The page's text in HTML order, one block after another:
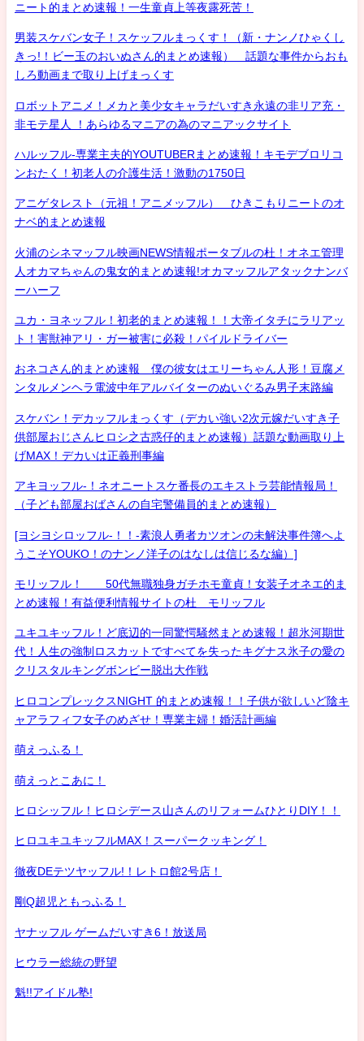
ニート的まとめ速報！一生童貞上等夜露死苦！
男装スケバン女子！スケッフルまっくす！（新・ナンノひゃくし
きっ!！ビー玉のおいぬさん的まとめ速報） 話題な事件からおも
しろ動画まで取り上げまっくす
ロボットアニメ！メカと美少女キャラだいすき永遠の非リア充・
非モテ星人 ！あらゆるマニアの為のマニアックサイト
ハルッフル-専業主夫的YOUTUBERまとめ速報！キモデブロリコ
ンおたく！初老人の介護生活！激動の1750日
アニゲタレスト（元祖！アニメッフル） ひきこもりニートのオ
ナベ的まとめ速報
火浦のシネマッフル映画NEWS情報ポータブルの杜！オネエ管理
人オカマちゃんの鬼女的まとめ速報!オカマッフルアタックナンバ
ーハーフ
ユカ・ヨネッフル！初老的まとめ速報！！大帝イタチにラリアッ
ト！害獣神アリ・ガー被害に必殺！パイルドライバー
おネコさん的まとめ速報 僕の彼女はエリーちゃん人形！豆腐メ
ンタルメンヘラ電波中年アルバイターのぬいぐるみ男子末路編
スケバン！デカッフルまっくす（デカい強い2次元嫁だいすき子
供部屋おじさんヒロシ之古惑仔的まとめ速報）話題な動画取り上
げMAX！デカいは正義刑事編
アキヨッフル-！ネオニートスケ番長のエキストラ芸能情報局！
（子ども部屋おばさんの自宅警備員的まとめ速報）
[ヨシヨシロッフル-！！-素浪人勇者カツオンの未解決事件簿へよ
うこそYOUKO！のナンノ洋子のはなしは信じるな編）]
モリッフル！ 50代無職独身ガチホモ童貞！女装子オネエ的ま
とめ速報！有益便利情報サイトの杜 モリッフル
ユキユキッフル！ど底辺的一同驚愕騒然まとめ速報！超氷河期世
代！人生の強制ロスカットですべてを失ったキグナス氷子の愛の
クリスタルキングボンビー脱出大作戦
ヒロコンプレックスNIGHT 的まとめ速報！！子供が欲しいど陰キ
ャアラフィフ女子のめざせ！専業主婦！婚活計画編
萌えっふる！
萌えっとこあに！
ヒロシッフル！ヒロシデース山さんのリフォームひとりDIY！！
ヒロユキユキッフルMAX！スーパークッキング！
徹夜DEテツヤッフル!！レトロ館2号店！
剛Q超児ともっふる！
ヤナッフル ゲームだいすき6！放送局
ヒウラー総統の野望
魁!!アイドル塾!